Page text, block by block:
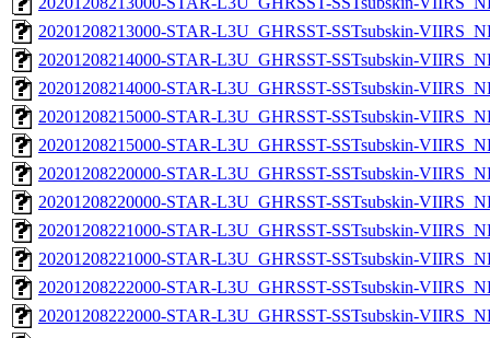
20201208213000-STAR-L3U_GHRSST-SSTsubskin-
20201208214000-STAR-L3U_GHRSST-SSTsubskin-
20201208214000-STAR-L3U_GHRSST-SSTsubskin-
20201208215000-STAR-L3U_GHRSST-SSTsubskin-
20201208215000-STAR-L3U_GHRSST-SSTsubskin-
20201208220000-STAR-L3U_GHRSST-SSTsubskin-
20201208220000-STAR-L3U_GHRSST-SSTsubskin-
20201208221000-STAR-L3U_GHRSST-SSTsubskin-
20201208221000-STAR-L3U_GHRSST-SSTsubskin-
20201208222000-STAR-L3U_GHRSST-SSTsubskin-
20201208222000-STAR-L3U_GHRSST-SSTsubskin-